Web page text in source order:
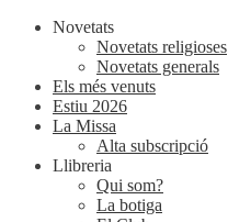
Novetats
Novetats religioses
Novetats generals
Els més venuts
Estiu 2026
La Missa
Alta subscripció
Llibreria
Qui som?
La botiga